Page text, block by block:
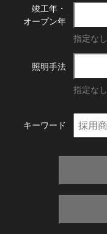
竣工年・
オープン年
指定なし
照明手法
指定なし
キーワード